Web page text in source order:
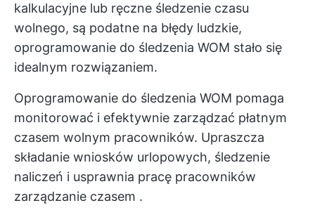
kalkulacyjne lub ręczne śledzenie czasu
wolnego, są podatne na błędy ludzkie,
oprogramowanie do śledzenia WOM stało się
idealnym rozwiązaniem.
Oprogramowanie do śledzenia WOM pomaga
monitorować i efektywnie zarządzać płatnym
czasem wolnym pracowników. Upraszcza
składanie wniosków urlopowych, śledzenie
naliczeń i usprawnia pracę pracowników
zarządzanie czasem .